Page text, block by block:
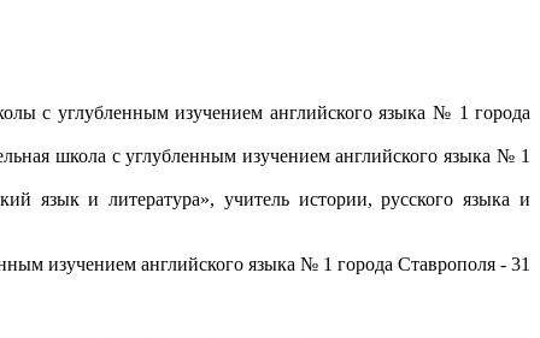
с углубленным изучением английского языка № 1 города
школа с углубленным изучением английского языка № 1
язык и литература», учитель истории, русского языка и
изучением английского языка № 1 города Ставрополя - 31